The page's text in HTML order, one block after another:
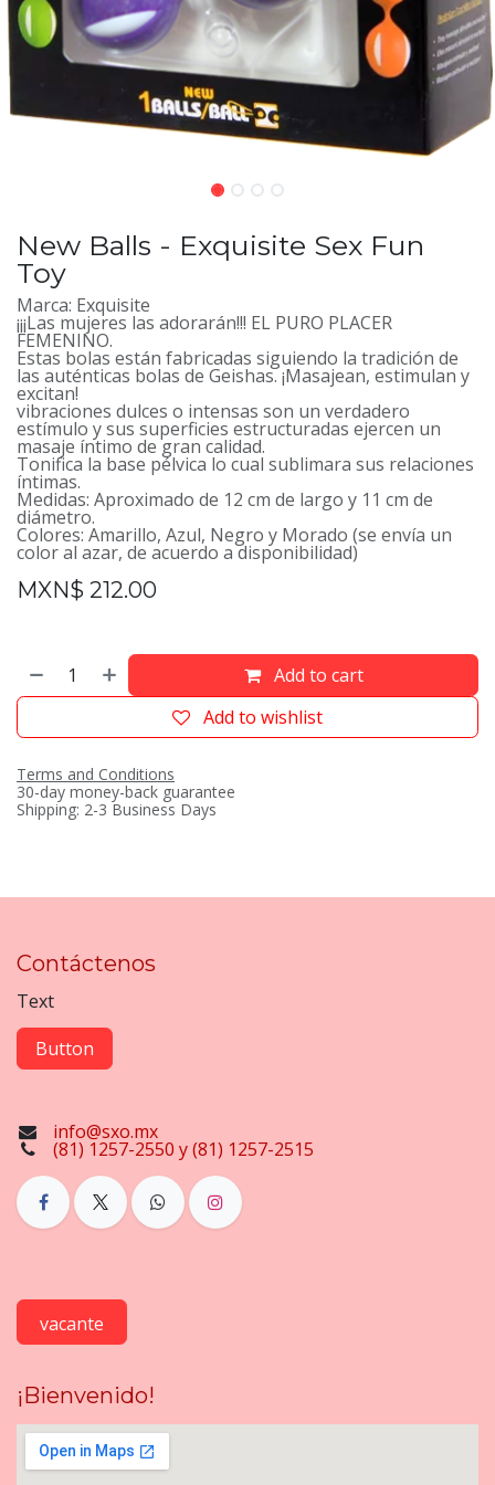
New Balls - Exquisite Sex Fun
Toy
Marca: Exquisite
¡¡¡Las mujeres las adorarán!!! EL PURO PLACER
FEMENINO.
Estas bolas están fabricadas siguiendo la tradición de
las auténticas bolas de Geishas. ¡Masajean, estimulan y
excitan!
vibraciones dulces o intensas son un verdadero
estímulo y sus superficies estructuradas ejercen un
masaje íntimo de gran calidad.
Tonifica la base pélvica lo cual sublimara sus relaciones
íntimas.
Medidas: Aproximado de 12 cm de largo y 11 cm de
diámetro.
Colores: Amarillo, Azul, Negro y Morado (se envía un
color al azar, de acuerdo a disponibilidad)
MXN$ 212.00
Add to cart
Add to wishlist
Terms and Conditions
30-day money-back guarantee
Shipping: 2-3 Business Days
Contáctenos
Text
Button
info@sxo.mx
(81) 1257-2550 y (81) 1257-2515
vacante
¡Bienvenido!